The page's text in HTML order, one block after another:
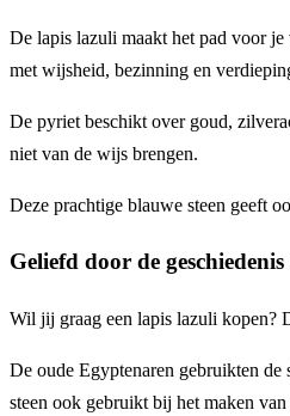
De lapis lazuli maakt het pad voor
met wijsheid, bezinning en
De pyriet beschikt over goud,
niet van de wijs brengen.
Deze prachtige blauwe steen geeft
Geliefd door de geschiedenis
Wil jij graag een lapis lazuli kopen?
De oude Egyptenaren gebruikten
steen ook gebruikt bij het maken